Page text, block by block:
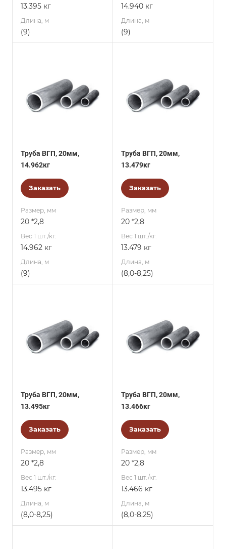
13.395 кг
Длина, м
(9)
14.940 кг
Длина, м
(9)
Труба ВГП, 20мм,
14.962кг
Заказать
Размер, мм
20 *2,8
Вес 1 шт./кг.
14.962 кг
Длина, м
(9)
Труба ВГП, 20мм,
13.479кг
Заказать
Размер, мм
20 *2,8
Вес 1 шт./кг.
13.479 кг
Длина, м
(8,0-8,25)
Труба ВГП, 20мм,
13.495кг
Заказать
Размер, мм
20 *2,8
Вес 1 шт./кг.
13.495 кг
Длина, м
(8,0-8,25)
Труба ВГП, 20мм,
13.466кг
Заказать
Размер, мм
20 *2,8
Вес 1 шт./кг.
13.466 кг
Длина, м
(8,0-8,25)